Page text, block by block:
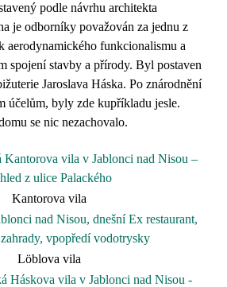
podle návrhu architekta
je odborníky považován za jednu z
aerodynamického funkcionalismu a
spojení stavby a přírody. Byl postaven
Jaroslava Háska. Po znárodnění
účelům, byly zde kupříkladu jesle.
se nic nezachovalo.
Kantorova vila
Löblova vila